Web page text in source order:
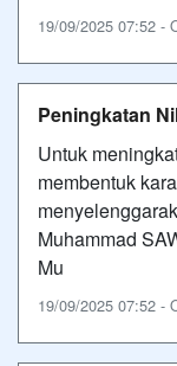
19/09/2025 07:52 -
Peningkatan
Untuk
membentuk
Muhammad
Mu
19/09/2025 07:52 -